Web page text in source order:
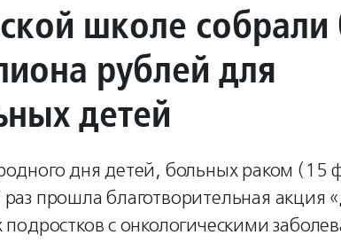
школе собрали
рублей для
детей
дня детей, больных раком (15
прошла благотворительная акция
с онкологическими